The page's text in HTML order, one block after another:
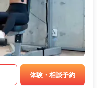
体験・相談予約